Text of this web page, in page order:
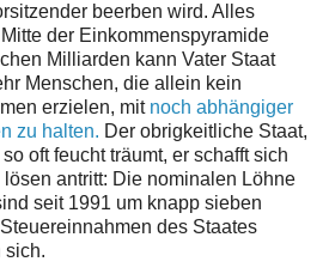
beerben wird. Alles
der Einkommenspyramide
Milliarden kann Vater Staat
Menschen, die allein kein
erzielen, mit noch abhängiger
zu halten. Der obrigkeitliche Staat,
oft feucht träumt, er schafft sich
antritt: Die nominalen Löhne
seit 1991 um knapp sieben
des Staates
sich.